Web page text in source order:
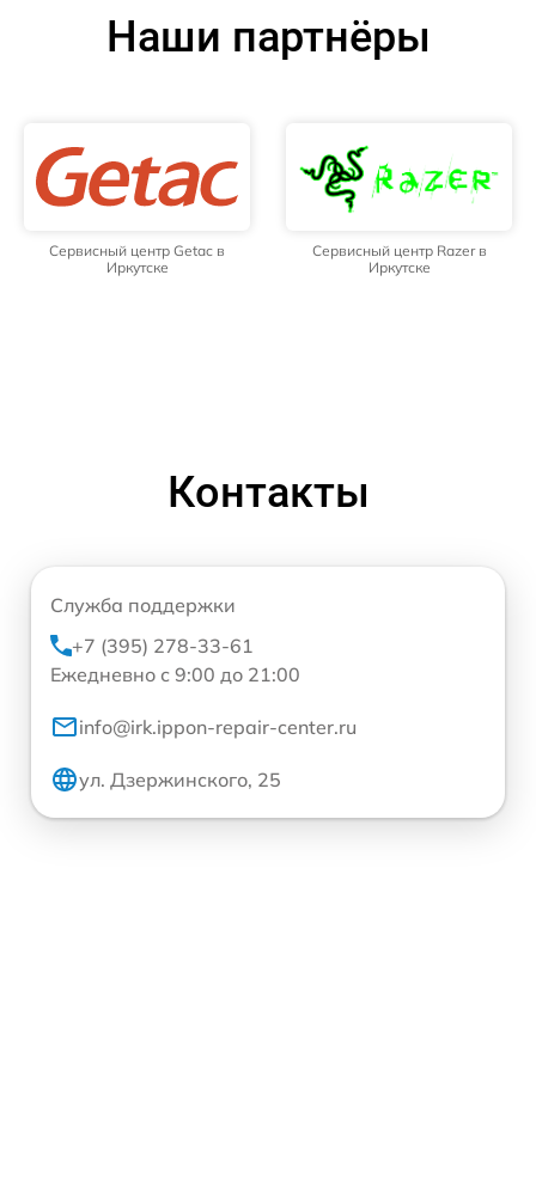
Наши партнёры
Сервисный центр Getac в
Иркутске
Сервисный центр Razer в
Иркутске
Контакты
Служба поддержки
+7 (395) 278-33-61
Ежедневно с 9:00 до 21:00
info@irk.ippon-repair-center.ru
ул. Дзержинского, 25